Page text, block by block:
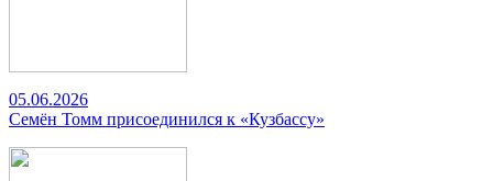
05.06.2026
Семён Томм присоединился к «Кузбассу»